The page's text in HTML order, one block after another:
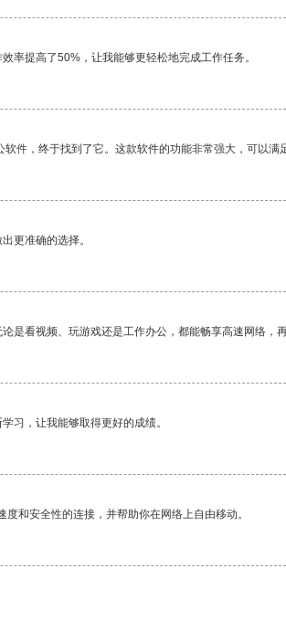
率提高了50%，让我能够更轻松地完成工作任务。
件，终于找到了它。这款软件的功能非常强大，可以满
更准确的选择。
是看视频、玩游戏还是工作办公，都能畅享高速网络，
习，让我能够取得更好的成绩。
和安全性的连接，并帮助你在网络上自由移动。